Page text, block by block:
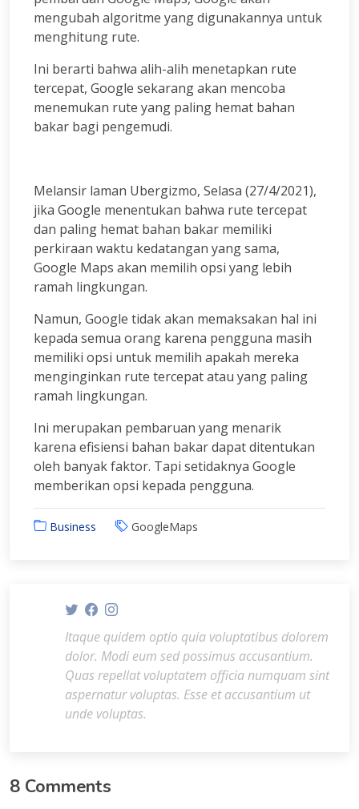
mengubah algoritme yang digunakannya untuk
menghitung rute.
Ini berarti bahwa alih-alih menetapkan rute
tercepat, Google sekarang akan mencoba
menemukan rute yang paling hemat bahan
bakar bagi pengemudi.
Melansir laman Ubergizmo, Selasa (27/4/2021),
jika Google menentukan bahwa rute tercepat
dan paling hemat bahan bakar memiliki
perkiraan waktu kedatangan yang sama,
Google Maps akan memilih opsi yang lebih
ramah lingkungan.
Namun, Google tidak akan memaksakan hal ini
kepada semua orang karena pengguna masih
memiliki opsi untuk memilih apakah mereka
menginginkan rute tercepat atau yang paling
ramah lingkungan.
Ini merupakan pembaruan yang menarik
karena efisiensi bahan bakar dapat ditentukan
oleh banyak faktor. Tapi setidaknya Google
memberikan opsi kepada pengguna.
Business GoogleMaps
Itaque quidem optio quia voluptatibus dolorem
dolor. Modi eum sed possimus accusantium.
Quas repellat voluptatem officia numquam sint
aspernatur voluptas. Esse et accusantium ut
unde voluptas.
8 Comments